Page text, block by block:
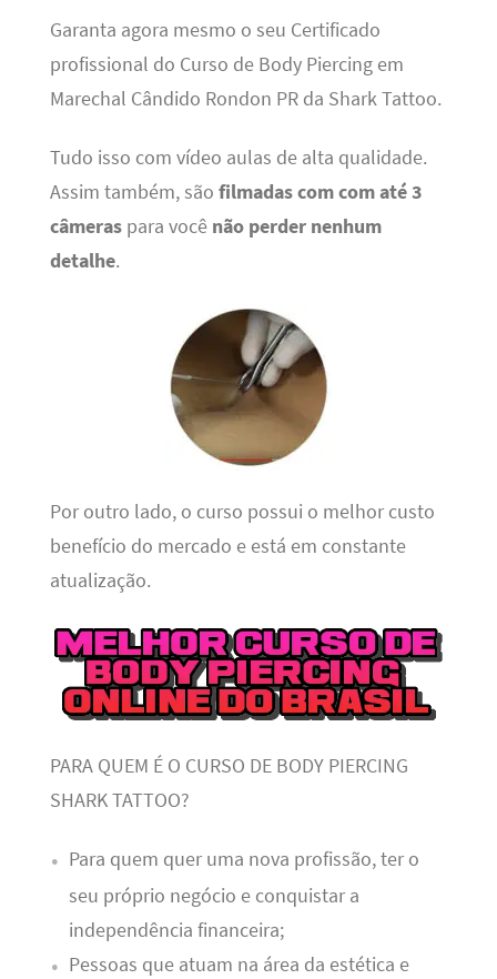
Garanta agora mesmo o seu Certificado
profissional do Curso de Body Piercing em
Marechal Cândido Rondon PR da Shark Tattoo.
Tudo isso com vídeo aulas de alta qualidade.
Assim também, são filmadas com com até 3
câmeraspara você não perder nenhum
detalhe.
Por outro lado, o curso possui o melhor custo
benefício do mercado e está em constante
atualização.
PARA QUEM É O CURSO DE BODY PIERCING
SHARK TATTOO?
Para quem quer uma nova profissão, ter o
seu próprio negócio e conquistar a
independência financeira;
Pessoas que atuam na área da estética e